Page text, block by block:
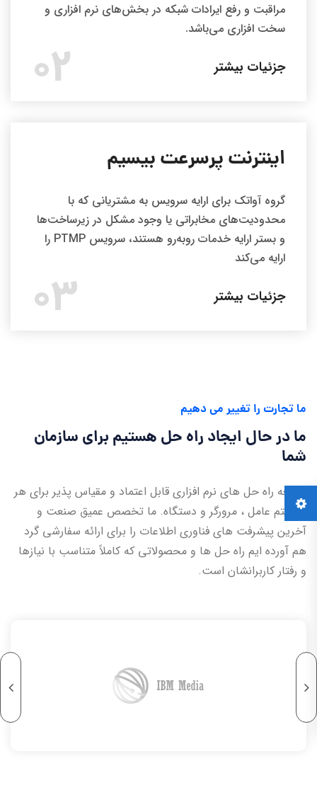
02
مراقبت و رفع ایرادات شبکه در بخش‌های نرم افزاری و
سخت افزاری می‌باشد.
جزئیات بیشتر
03
اینترنت پرسرعت بیسیم
گروه آواتک برای ارایه سرویس به مشتریانی که با
محدودیت‌های مخابراتی یا وجود مشکل در زیرساخت‌ها
و بستر ارایه خدمات روبه‌رو هستند، سرویس PTMP را
ارایه می‌کند
جزئیات بیشتر
ما تجارت را تغییر می دهیم
ما در حال ایجاد راه حل هستیم برای سازمان
شما
توسعه راه حل های نرم افزاری قابل اعتماد و مقیاس پذیر برای هر
سیستم عامل ، مرورگر و دستگاه. ما تخصص عمیق صنعت و
آخرین پیشرفت های فناوری اطلاعات را برای ارائه سفارشی گرد
هم آورده ایم راه حل ها و محصولاتی که کاملاً متناسب با نیازها
و رفتار کاربرانشان است.